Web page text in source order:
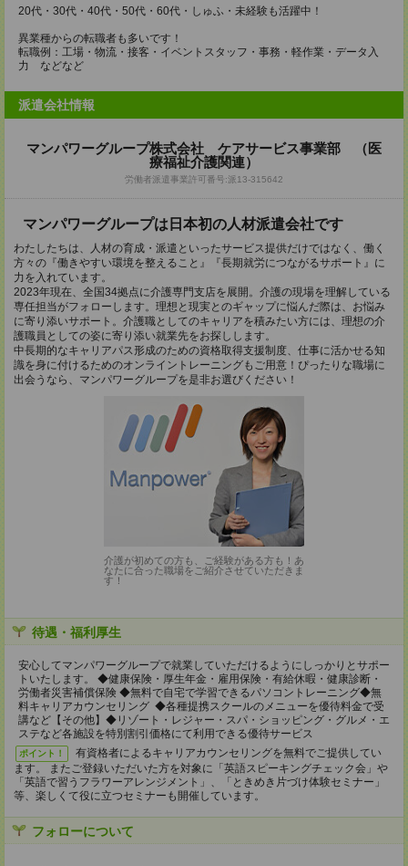
20代・30代・40代・50代・60代・しゅふ・未経験も活躍中！
異業種からの転職者も多いです！
転職例：工場・物流・接客・イベントスタッフ・事務・軽作業・データ入
力 などなど
派遣会社情報
マンパワーグループ株式会社 ケアサービス事業部 （医
療福祉介護関連）
労働者派遣事業許可番号:派13-315642
マンパワーグループは日本初の人材派遣会社です
わたしたちは、人材の育成・派遣といったサービス提供だけではなく、働く
方々の『働きやすい環境を整えること』『長期就労につながるサポート』に
力を入れています。
2023年現在、全国34拠点に介護専門支店を展開。介護の現場を理解している
専任担当がフォローします。理想と現実とのギャップに悩んだ際は、お悩み
に寄り添いサポート。介護職としてのキャリアを積みたい方には、理想の介
護職員としての姿に寄り添い就業先をお探しします。
中長期的なキャリアパス形成のための資格取得支援制度、仕事に活かせる知
識を身に付けるためのオンライントレーニングもご用意！ぴったりな職場に
出会うなら、マンパワーグループを是非お選びください！
介護が初めての方も、ご経験がある方も！あ
なたに合った職場をご紹介させていただきま
す！
待遇・福利厚生
安心してマンパワーグループで就業していただけるようにしっかりとサポー
トいたします。 ◆健康保険・厚生年金・雇用保険・有給休暇・健康診断・
労働者災害補償保険 ◆無料で自宅で学習できるパソコントレーニング◆無
料キャリアカウンセリング ◆各種提携スクールのメニューを優待料金で受
講など【その他】◆リゾート・レジャー・スパ・ショッピング・グルメ・エ
ステなど各施設を特別割引価格にて利用できる優待サービス
ポイント！
有資格者によるキャリアカウンセリングを無料でご提供してい
ます。 またご登録いただいた方を対象に「英語スピーキングチェック会」や
「英語で習うフラワーアレンジメント」、「ときめき片づけ体験セミナー」
等、楽しくて役に立つセミナーも開催しています。
フォローについて